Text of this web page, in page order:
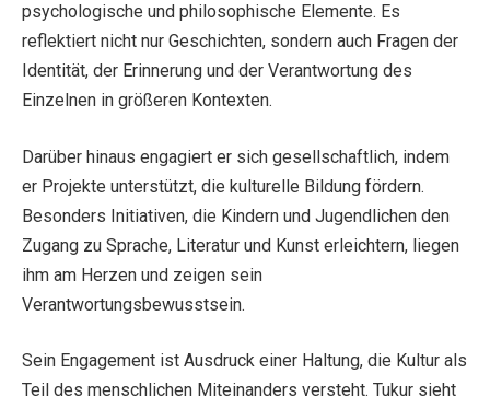
psychologische und philosophische Elemente. Es
reflektiert nicht nur Geschichten, sondern auch Fragen der
Identität, der Erinnerung und der Verantwortung des
Einzelnen in größeren Kontexten.
Darüber hinaus engagiert er sich gesellschaftlich, indem
er Projekte unterstützt, die kulturelle Bildung fördern.
Besonders Initiativen, die Kindern und Jugendlichen den
Zugang zu Sprache, Literatur und Kunst erleichtern, liegen
ihm am Herzen und zeigen sein
Verantwortungsbewusstsein.
Sein Engagement ist Ausdruck einer Haltung, die Kultur als
Teil des menschlichen Miteinanders versteht. Tukur sieht